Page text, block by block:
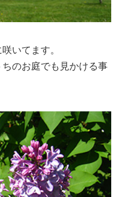
いてます。
のお庭でも見かける事